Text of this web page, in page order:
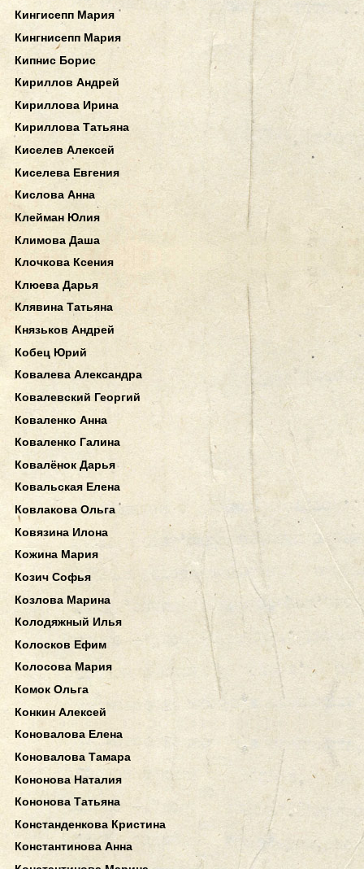
Кингисепп Мария
Кингнисепп Мария
Кипнис Борис
Кириллов Андрей
Кириллова Ирина
Кириллова Татьяна
Киселев Алексей
Киселева Евгения
Кислова Анна
Клейман Юлия
Климова Даша
Клочкова Ксения
Клюева Дарья
Клявина Татьяна
Князьков Андрей
Кобец Юрий
Ковалева Александра
Ковалевский Георгий
Коваленко Анна
Коваленко Галина
Ковалёнок Дарья
Ковальская Елена
Ковлакова Ольга
Ковязина Илона
Кожина Мария
Козич Софья
Козлова Марина
Колодяжный Илья
Колосков Ефим
Колосова Мария
Комок Ольга
Конкин Алексей
Коновалова Елена
Коновалова Тамара
Кононова Наталия
Кононова Татьяна
Констанденкова Кристина
Константинова Анна